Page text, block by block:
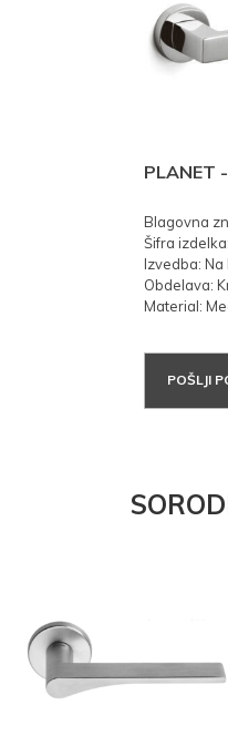
PLANET
Blagovna
Šifra
Izvedba: Na
Obdelava:
Material:
POŠLJI